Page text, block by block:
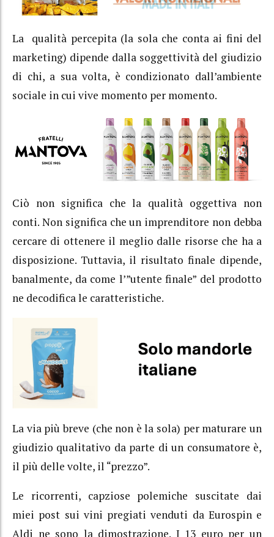
La qualità percepita (la sola che conta ai fini del
marketing) dipende dalla soggettività del giudizio
di chi, a sua volta, è condizionato dall’ambiente
sociale in cui vive momento per momento.
Ciò non significa che la qualità oggettiva non
conti. Non significa che un imprenditore non debba
cercare di ottenere il meglio dalle risorse che ha a
disposizione. Tuttavia, il risultato finale dipende,
banalmente, da come l’”utente finale” del prodotto
ne decodifica le caratteristiche.
La via più breve (che non è la sola) per maturare un
giudizio qualitativo da parte di un consumatore è,
il più delle volte, il “prezzo”.
Le ricorrenti, capziose polemiche suscitate dai
miei post sui vini pregiati venduti da Eurospin e
Aldi ne sono la dimostrazione. I 13 euro per un